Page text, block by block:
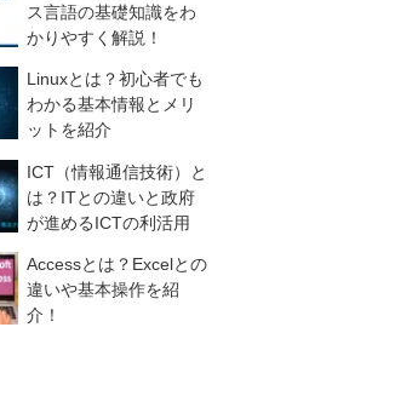
ス言語の基礎知識をわ
かりやすく解説！
Linuxとは？初心者でも
わかる基本情報とメリ
ットを紹介
ICT（情報通信技術）と
は？ITとの違いと政府
が進めるICTの利活用
Accessとは？Excelとの
違いや基本操作を紹
介！